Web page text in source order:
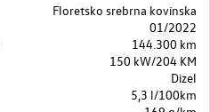
Floretsko srebrna kovinska
01/2022
144.300 km
150 kW/204 KM
Dizel
5,3 l/100km